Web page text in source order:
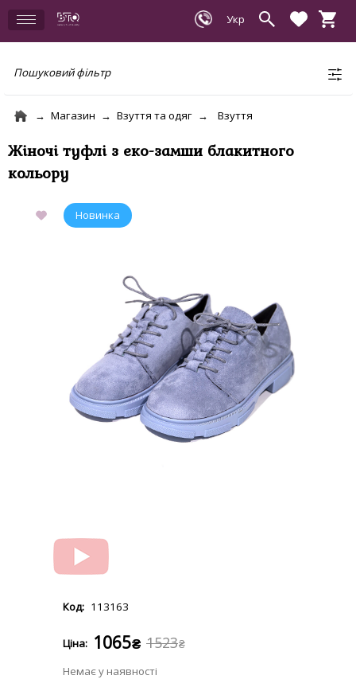
Пошуковий фільтр
Магазин Взуття та одяг Взуття
Жіночі туфлі з еко-замши блакитного
кольору
113163
1523₴
1065₴